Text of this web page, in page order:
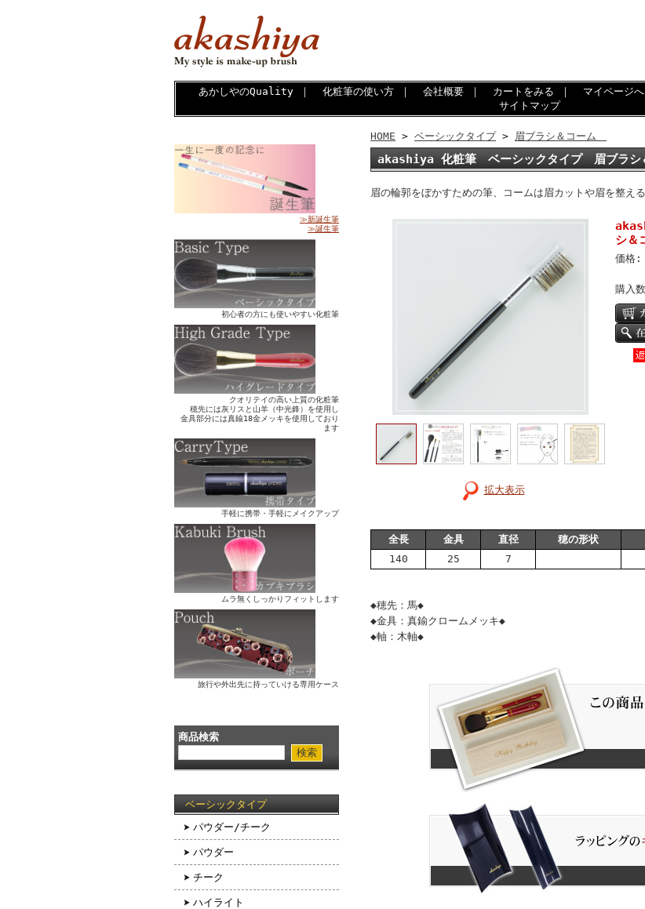
≫新誕生筆
≫誕生筆
初心者の方にも使いやすい化粧筆
クオリテイの高い上質の化粧筆
穂先には灰リスと山羊（中光鋒）を使用し
金具部分には真鍮18金メッキを使用しており
ます
手軽に携帯・手軽にメイクアップ
ムラ無くしっかりフィットします
旅行や外出先に持っていける専用ケース
商品検索
ベーシックタイプ
パウダー/チーク
パウダー
チーク
ハイライト
あかしやのQuality｜ 化粧筆の使い方｜ 会社概要｜ カートをみる ｜ マイページ
サイトマップ
HOME > ベーシックタイプ> 眉ブラシ＆コーム
akashiya 化粧筆 ベーシックタイプ 眉ブラシ
眉の輪郭をぼかすための筆、コームは眉カットや眉を整える
拡大表示
シ＆
価格:
購入
全長 金具 直径 穂の形状
140
25
7
◆穂先：馬◆
◆金具：真鍮クロームメッキ◆
◆軸：木軸◆